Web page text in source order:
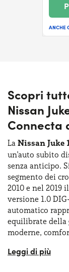
ANCHE
Scopri
Nissan
Connecta
La Nissan Juke
un’auto subito
senza anticipo.
segmento dei
2010 e nel 2019
versione 1.0
automatico
equilibrate della
moderne,
Si tratta di